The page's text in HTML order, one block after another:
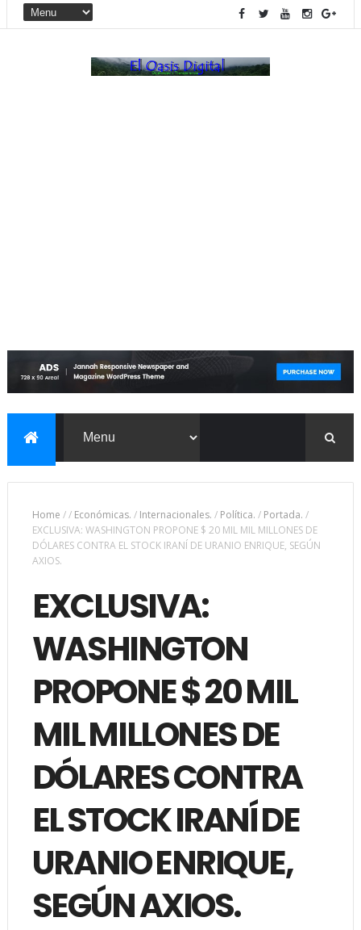
Home // Económicas. / Internacionales. / Política. / Portada. /
EXCLUSIVA: WASHINGTON PROPONE $ 20 MIL MIL MILLONES DE
DÓLARES CONTRA EL STOCK IRANÍ DE URANIO ENRIQUE, SEGÚN
AXIOS.
EXCLUSIVA:
WASHINGTON
PROPONE $ 20 MIL
MIL MILLONES DE
DÓLARES CONTRA
EL STOCK IRANÍ DE
URANIO ENRIQUE,
SEGÚN AXIOS.